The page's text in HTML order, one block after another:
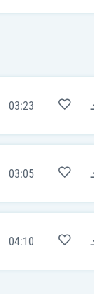
03:23
03:05
04:10